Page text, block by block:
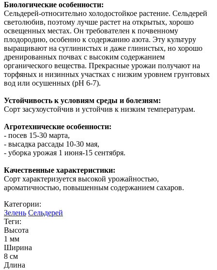
Биологические особенности:
Сельдерей-относительно холодостойкое растение. Сельдерей
светолюбив, поэтому лучше растет на открытых, хорошо
освещенных местах. Он требователен к почвенному
плодородию, особенно к содержанию азота. Эту культуру
выращивают на суглинистых и даже глинистых, но хорошо
дренированных почвах с высоким содержанием
органического вещества. Прекрасные урожаи получают на
торфяных и низинных участках с низким уровнем грунтовых
вод или осушенных (рН 6-7).
Устойчивость к условиям среды и болезням:
Сорт засухоустойчив и устойчив к низким температурам.
Агротехнические особенности:
- посев 15-30 марта,
- высадка рассады 10-30 мая,
- уборка урожая 1 июня-15 сентября.
Качественные характеристики:
Сорт характеризуется высокой урожайностью,
ароматичностью, повышенным содержанием сахаров.
Категории:
Зелень Сельдерей
Теги:
Высота
1 мм
Ширина
8 см
Длина